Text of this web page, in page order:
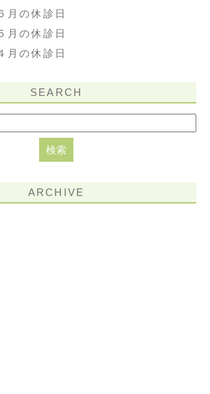
月の休診日
月の休診日
月の休診日
SEARCH
ARCHIVE